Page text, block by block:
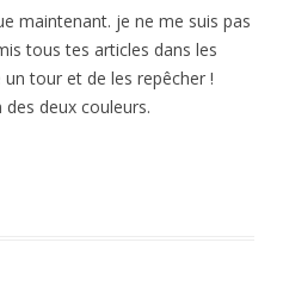
maintenant. je ne me suis pas
tous tes articles dans les
un tour et de les repêcher !
des deux couleurs.